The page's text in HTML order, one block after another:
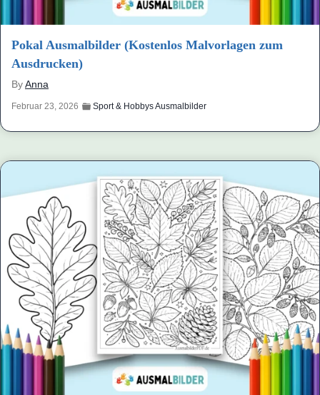
Pokal Ausmalbilder (Kostenlos Malvorlagen zum
Ausdrucken)
ByAnna
Februar 23, 2026 Sport & Hobbys Ausmalbilder